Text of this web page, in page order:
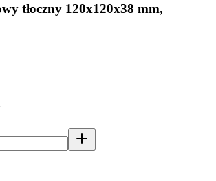
tłoczny 120x120x38 mm,